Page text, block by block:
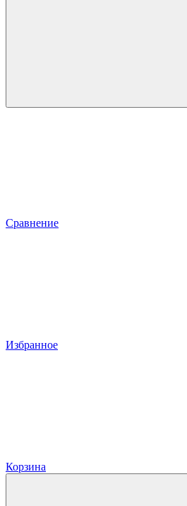
Сравнение
Избранное
Корзина